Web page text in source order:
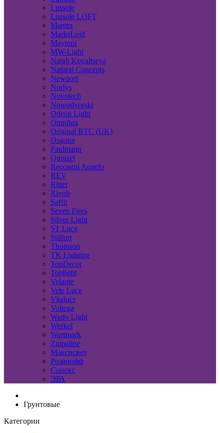
Lussole
Lussole LOFT
Mantra
MarksLojd
Maytoni
MW-Light
Natali Kovaltseva
Natural Concepts
Newport
Norlys
Novotech
Nowodvorski
Odeon Light
Omnilux
Original BTC (UK)
Osgona
Paulmann
Quoizel
Reccagni Angelo
REV
Ritter
Rivoli
Saffit
Seven Fires
Silver Light
ST Luce
Stilfort
Thomson
TK Lighting
TopDecor
Toplight
Velante
Vele Luce
Vitaluce
Voltega
Wedo Light
Werkel
Wertmark
Zumaline
Максисвет
Розанофф
Сонекс
ЭРА
Грунтовые
Категории